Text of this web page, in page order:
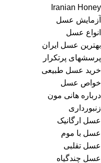
Iranian Honey
آزمایش عسل
انواع عسل
بهترین عسل ایران
پرسشهای پرتکرار
خرید عسل طبیعی
خواص عسل
درباره هانی مون
زنبورداری
عسل ارگانیک
عسل با موم
عسل تقلبی
عسل چندگیاه